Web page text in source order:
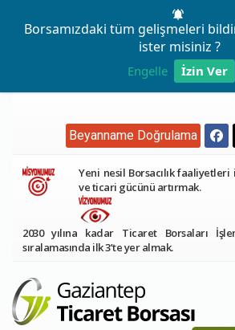
Borsamızdaki tüm gelişmeleri
ister misiniz ?
Engelle İzin Ver
Beyanname Doğrulama
Yeni nesil Borsacılık
ve ticari gücünü artırmak.
2030 yılına kadar Ticaret Borsaları
sıralamasında ilk 3’te yer almak.